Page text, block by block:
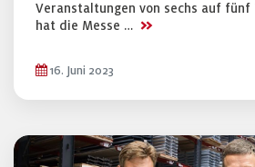
Veranstaltungen von sechs auf fünf
hat die Messe … >>
16. Juni 2023